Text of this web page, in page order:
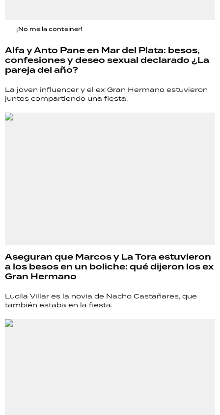
¡No me la conteiner!
Alfa y Anto Pane en Mar del Plata: besos,
confesiones y deseo sexual declarado ¿La
pareja del año?
La joven influencer y el ex Gran Hermano estuvieron
juntos compartiendo una fiesta.
Aseguran que Marcos y La Tora estuvieron
a los besos en un boliche: qué dijeron los ex
Gran Hermano
Lucila Villar es la novia de Nacho Castañares, que
también estaba en la fiesta.